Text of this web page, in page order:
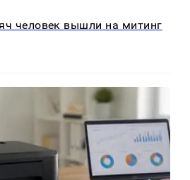
человек вышли на митинг